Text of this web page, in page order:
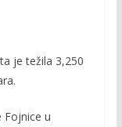
je težila 3,250
Fojnice u